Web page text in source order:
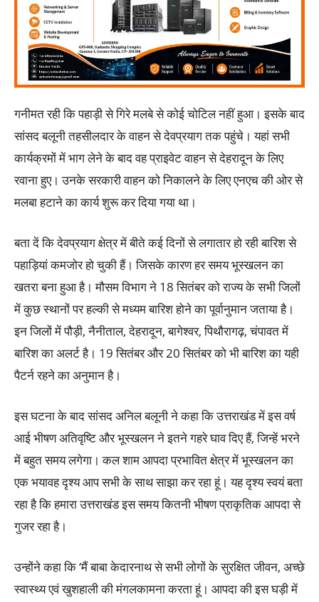
गनीमत रही कि पहाड़ी से गिरे मलबे से कोई चोटिल नहीं हुआ। इसके बाद
सांसद बलूनी तहसीलदार के वाहन से देवप्रयाग तक पहुंचे। यहां सभी
कार्यक्रमों में भाग लेने के बाद वह प्राइवेट वाहन से देहरादून के लिए
रवाना हुए। उनके सरकारी वाहन को निकालने के लिए एनएच की ओर से
मलबा हटाने का कार्य शुरू कर दिया गया था।
बता दें कि देवप्रयाग क्षेत्र में बीते कई दिनों से लगातार हो रही बारिश से
पहाड़ियां कमजोर हो चुकी हैं। जिसके कारण हर समय भूस्खलन का
खतरा बना हुआ है। मौसम विभाग ने 18 सितंबर को राज्य के सभी जिलों
में कुछ स्थानों पर हल्की से मध्यम बारिश होने का पूर्वानुमान जताया है।
इन जिलों में पौड़ी, नैनीताल, देहरादून, बागेश्वर, पिथौरागढ़, चंपावत में
बारिश का अलर्ट है। 19 सितंबर और 20 सितंबर को भी बारिश का यही
पैटर्न रहने का अनुमान है।
इस घटना के बाद सांसद अनिल बलूनी ने कहा कि उत्तराखंड में इस वर्ष
आई भीषण अतिवृष्टि और भूस्खलन ने इतने गहरे घाव दिए हैं, जिन्हें भरने
में बहुत समय लगेगा। कल शाम आपदा प्रभावित क्षेत्र में भूस्खलन का
एक भयावह दृश्य आप सभी के साथ साझा कर रहा हूं। यह दृश्य स्वयं बता
रहा है कि हमारा उत्तराखंड इस समय कितनी भीषण प्राकृतिक आपदा से
गुजर रहा है।
उन्होंने कहा कि ‘मैं बाबा केदारनाथ से सभी लोगों के सुरक्षित जीवन, अच्छे
स्वास्थ्य एवं खुशहाली की मंगलकामना करता हूं। आपदा की इस घड़ी में